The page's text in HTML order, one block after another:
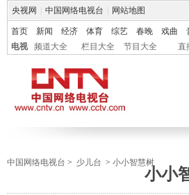
央视网 中国网络电视台 网站地图
首页 新闻 经济 体育 综艺 春晚 戏曲
电视
频道大全 栏目大全 节目大全 直
中国网络电视台 > 少儿台 > 小小智慧树
小小